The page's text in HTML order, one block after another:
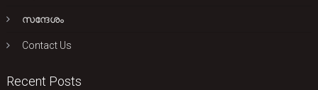
സന്ദേശം
Contact Us
Recent Posts